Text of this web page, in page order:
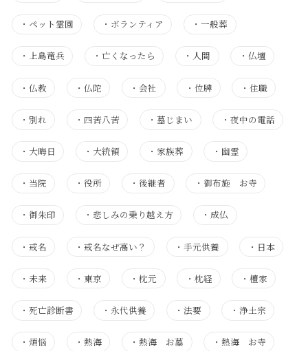
・ ペット霊園 ・ ボランティア ・一般葬
・ 上島竜兵 ・亡くなったら ・ 人間 ・ 仏壇
・ 仏教 ・仏陀 ・会社 ・ 位牌 ・ 住職
・ 別れ ・ 四苦八苦 ・墓じまい ・ 夜中の電話
・ 大晦日 ・ 大統領 ・ 家族葬 ・ 幽霊
・ 当院 ・役所 ・後継者 ・ 御布施 お寺
・ 御朱印 ・ 悲しみの乗り越え方 ・成仏
・ 戒名 ・戒名なぜ高い？ ・手元供養 ・ 日本
・ 未来 ・ 東京 ・枕元 ・ 枕経 ・ 檀家
・ 死亡診断書 ・永代供養 ・法要 ・ 浄土宗
・ 煩悩 ・熱海 ・熱海 お墓 ・ 熱海 お寺